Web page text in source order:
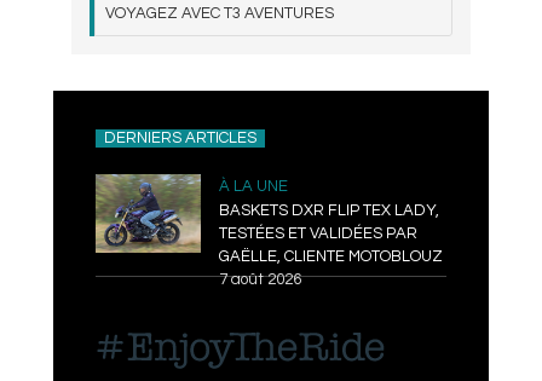
VOYAGEZ AVEC T3 AVENTURES
DERNIERS ARTICLES
À LA UNE
BASKETS DXR FLIP TEX LADY,
TESTÉES ET VALIDÉES PAR
GAËLLE, CLIENTE MOTOBLOUZ
7 août 2026